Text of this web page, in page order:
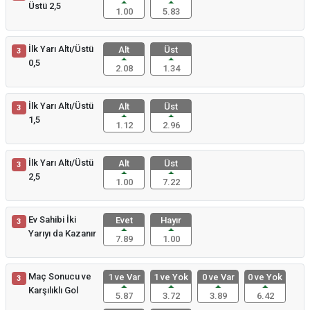
Üstü 2,5
1.00
5.83
3
İlk Yarı Altı/Üstü
0,5
Alt
2.08
Üst
1.34
3
İlk Yarı Altı/Üstü
1,5
Alt
1.12
Üst
2.96
3
İlk Yarı Altı/Üstü
2,5
Alt
1.00
Üst
7.22
3
Ev Sahibi İki
Yarıyı da Kazanır
Evet
7.89
Hayır
1.00
3
Maç Sonucu ve
Karşılıklı Gol
1 ve Var
5.87
1 ve Yok
3.72
0 ve Var
3.89
0 ve Yok
6.42